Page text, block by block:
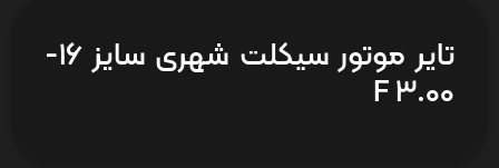
تایر موتور سیکلت شهری سایز 16-
3.00 F